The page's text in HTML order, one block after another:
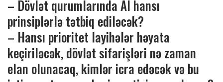
– Dövlət qurumlarında AI hansı
prinsiplərlə tətbiq ediləcək?
– Hansı prioritet layihələr həyata
keçiriləcək, dövlət sifarişləri nə zaman
elan olunacaq, kimlər icra edəcək və bu